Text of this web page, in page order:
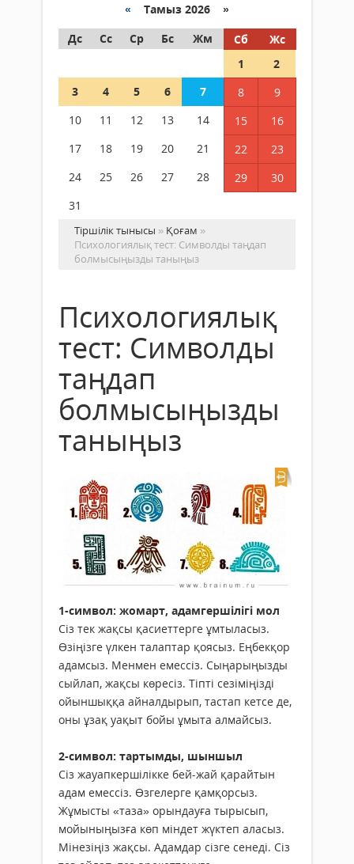
« Тамыз 2026 »
Дс
Сс Ср Бс Жм Сб
Жс
1
2
3
4 5 6 7 8
9
10
11 12 13 14 15
16
17
18 19 20 21 22
23
24
25 26 27 28 29
30
31
Тіршілік тынысы » Қоғам »
Психологиялық тест: Символды таңдап
болмысыңызды таныңыз
Психологиялық
тест: Символды
таңдап
болмысыңызды
таныңыз
1-символ: жомарт, адамгершілігі мол
Сіз тек жақсы қасиеттерге ұмтыласыз.
Өзіңізге үлкен талаптар қоясыз. Еңбекқор
адамсыз. Менмен емессіз. Сыңарыңызды
сыйлап, жақсы көресіз. Тіпті сезіміңізді
ойыншыққа айналдырып, тастап кетсе де,
оны ұзақ уақыт бойы ұмыта алмайсыз.
2-символ: тартымды, шыншыл
Сіз жауапкершілікке бей-жай қарайтын
адам емессіз. Өзгелерге қамқорсыз.
Жұмысты «таза» орындауға тырысып,
мойыныңызға көп міндет жүктеп аласыз.
Мінезіңіз жақсы. Адамдар сізге сенеді. Сіз